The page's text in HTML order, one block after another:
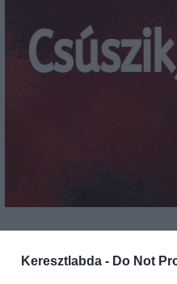
Keresztlabda - Do Not